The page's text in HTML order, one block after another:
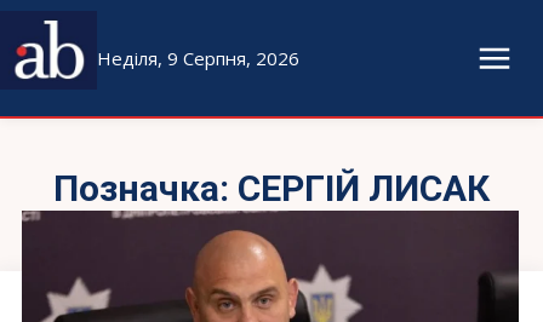
Неділя, 9 Серпня, 2026
Позначка: СЕРГІЙ ЛИСАК